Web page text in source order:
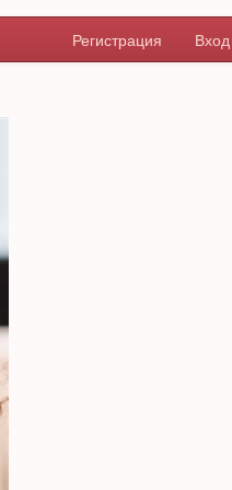
Регистрация Вход